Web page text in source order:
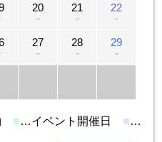
20
－
21
－
22
－
27
－
28
－
29
－
■…イベント開催日 ■…